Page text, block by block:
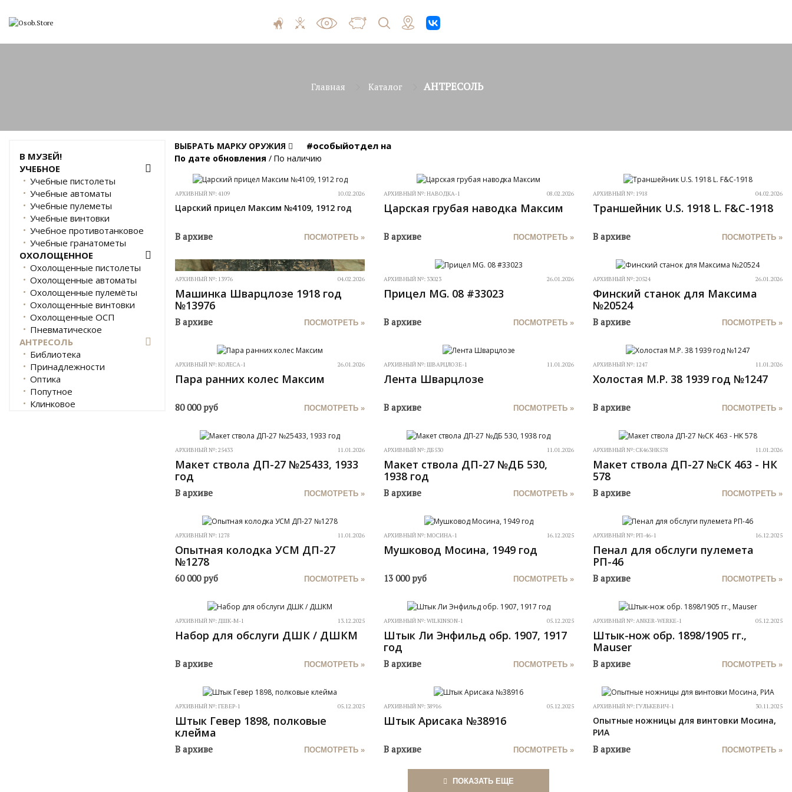
Главная Каталог АНТРЕСОЛЬ
В МУЗЕЙ!
УЧЕБНОЕ
Учебные пистолеты
Учебные автоматы
Учебные пулеметы
Учебные винтовки
Учебное противотанковое
Учебные гранатометы
ОХОЛОЩЕННОЕ
Охолощенные пистолеты
Охолощенные автоматы
Охолощенные пулемёты
Охолощенные винтовки
Охолощенные ОСП
Пневматическое
АНТРЕСОЛЬ
Библиотека
Принадлежности
Оптика
Попутное
Клинковое
ВЫБРАТЬ МАРКУ ОРУЖИЯ #особыйотдел на
По дате обновления / По наличию
АРХИВНЫЙ №:4109 10.02.2026
Царский прицел Максим №4109, 1912 год
В архиве ПОСМОТРЕТЬ »
АРХИВНЫЙ №:НАВОДКА-1 08.02.2026
Царская грубая наводка Максим
В архиве ПОСМОТРЕТЬ »
АРХИВНЫЙ №: 1918 04.02.2026
Траншейник U.S. 1918 L. F&C-1918
В архиве ПОСМОТРЕТЬ »
АРХИВНЫЙ №: 13976 04.02.2026
Машинка Шварцлозе 1918 год
№13976
В архиве ПОСМОТРЕТЬ »
АРХИВНЫЙ №: 33023 26.01.2026
Прицел MG. 08 #33023
В архиве ПОСМОТРЕТЬ »
АРХИВНЫЙ №:20524 26.01.2026
Финский станок для Максима
№20524
В архиве ПОСМОТРЕТЬ »
АРХИВНЫЙ №:КОЛЕСА-1 26.01.2026
Пара ранних колес Максим
80 000руб ПОСМОТРЕТЬ »
АРХИВНЫЙ №:ШВАРЦЛОЗЕ-1 11.01.2026
Лента Шварцлозе
В архиве ПОСМОТРЕТЬ »
АРХИВНЫЙ №: 1247 11.01.2026
Холостая M.P. 38 1939 год №1247
В архиве ПОСМОТРЕТЬ »
АРХИВНЫЙ №:25433 11.01.2026
Макет ствола ДП-27 №25433, 1933
год
В архиве ПОСМОТРЕТЬ »
АРХИВНЫЙ №:ДБ530 11.01.2026
Макет ствола ДП-27 №ДБ 530,
1938 год
В архиве ПОСМОТРЕТЬ »
АРХИВНЫЙ №:СК463НК578 11.01.2026
Макет ствола ДП-27 №СК 463 - НК
578
В архиве ПОСМОТРЕТЬ »
АРХИВНЫЙ №: 1278 11.01.2026
Опытная колодка УСМ ДП-27
№1278
60 000руб ПОСМОТРЕТЬ »
АРХИВНЫЙ №:МОСИНА-1 16.12.2025
Мушковод Мосина, 1949 год
13 000руб ПОСМОТРЕТЬ »
АРХИВНЫЙ №:РП-46-1 16.12.2025
Пенал для обслуги пулемета
РП-46
В архиве ПОСМОТРЕТЬ »
АРХИВНЫЙ №:ДШК-М-1 13.12.2025
Набор для обслуги ДШК / ДШКМ
В архиве ПОСМОТРЕТЬ »
АРХИВНЫЙ №:WILKINSON-1 05.12.2025
Штык Ли Энфильд обр. 1907, 1917
год
В архиве ПОСМОТРЕТЬ »
АРХИВНЫЙ №:ANKER-WERKE-1 05.12.2025
Штык-нож обр. 1898/1905 гг.,
Mauser
В архиве ПОСМОТРЕТЬ »
АРХИВНЫЙ №:ГЕВЕР-1 05.12.2025
Штык Гевер 1898, полковые
клейма
В архиве ПОСМОТРЕТЬ »
АРХИВНЫЙ №: 38916 05.12.2025
Штык Арисака №38916
В архиве ПОСМОТРЕТЬ »
АРХИВНЫЙ №:ГУЛЬКЕВИЧ-1 30.11.2025
Опытные ножницы для винтовки Мосина,
РИА
В архиве ПОСМОТРЕТЬ »
ПОКАЗАТЬ ЕЩЕ